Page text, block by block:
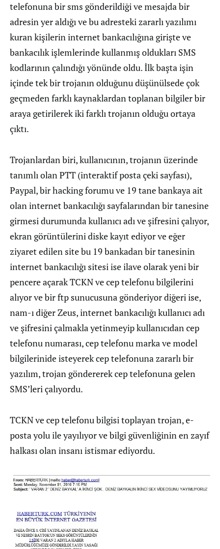
telefonuna bir sms gönderildiği ve mesajda bir
adresin yer aldığı ve bu adresteki zararlı yazılımı
kuran kişilerin internet bankacılığına girişte ve
bankacılık işlemlerinde kullanmış oldukları SMS
kodlarının çalındığı yönünde oldu. İlk başta işin
içinde tek bir trojanın olduğunu düşünülsede çok
geçmeden farklı kaynaklardan toplanan bilgiler bir
araya getirilerek iki farklı trojanın olduğu ortaya
çıktı.
Trojanlardan biri, kullanıcının, trojanın üzerinde
tanımlı olan PTT (interaktif posta çeki sayfası),
Paypal, bir hacking forumu ve 19 tane bankaya ait
olan internet bankacılığı sayfalarından bir tanesine
girmesi durumunda kullanıcı adı ve şifresini çalıyor,
ekran görüntülerini diske kayıt ediyor ve eğer
ziyaret edilen site bu 19 bankadan bir tanesinin
internet bankacılığı sitesi ise ilave olarak yeni bir
pencere açarak TCKN ve cep telefonu bilgilerini
alıyor ve bir ftp sunucusuna gönderiyor diğeri ise,
nam-ı diğer Zeus, internet bankacılığı kullanıcı adı
ve şifresini çalmakla yetinmeyip kullanıcıdan cep
telefonu numarası, cep telefonu marka ve model
bilgilerinide isteyerek cep telefonuna zararlı bir
yazılım, trojan göndererek cep telefonuna gelen
SMS’leri çalıyordu.
TCKN ve cep telefonu bilgisi toplayan trojan, e-
posta yolu ile yayılıyor ve bilgi güvenliğinin en zayıf
halkası olan insanı istismar ediyordu.